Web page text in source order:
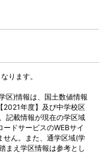
ります。
区)情報は、国土数値情報
2021年度】及び中学校区
記載情報が現在の学区域
ドサービスのWEBサイ
せん。また、通学区域(学
まえ学区情報は参考とし